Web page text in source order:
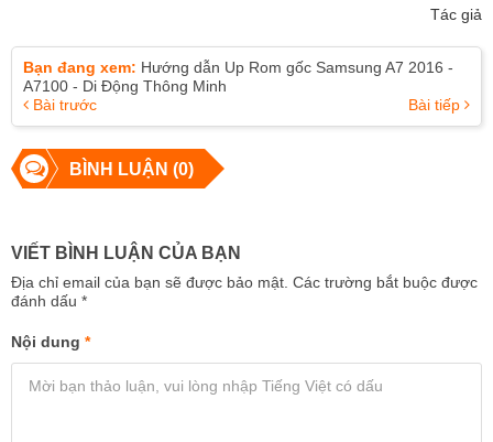
Tác giả
Bạn đang xem: Hướng dẫn Up Rom gốc Samsung A7 2016 -
A7100 - Di Động Thông Minh
Bài trước
Bài tiếp
BÌNH LUẬN (0)
VIẾT BÌNH LUẬN CỦA BẠN
Địa chỉ email của bạn sẽ được bảo mật. Các trường bắt buộc được
đánh dấu *
Nội dung *